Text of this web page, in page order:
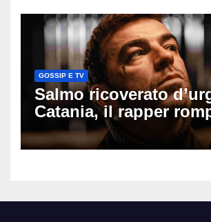
GOSSIP E TV
Salmo ricoverato
Catania, il rapper
silenzio dopo la notte
ospedale: come sta e